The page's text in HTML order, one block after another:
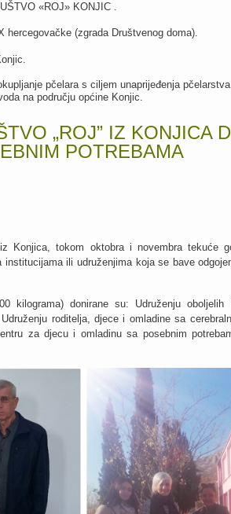
«ROJ» KONJIC .
(zgrada Društvenog doma).
pčelara s ciljem unaprijeđenja
na području općine Konjic.
„ROJ” IZ KONJICA
POTREBAMA
iz Konjica, tokom oktobra i novembra tekuće
ili udruženjima koja se bave
kilograma) donirane su: Udruženju
roditelja, djece i omladine sa
za djecu i omladinu sa posebnim